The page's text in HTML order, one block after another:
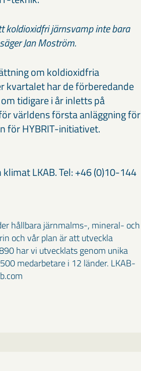
koldioxidfri järnsvamp inte bara
Jan Moström.
om koldioxidfria
kvartalet har de förberedande
tidigare i år inletts på
världens första anläggning för
för HYBRIT-initiativet.
LKAB. Tel: +46 (0)10-144
hållbara järnmalms-, mineral- och
och vår plan är att utveckla
har vi utvecklats genom unika
medarbetare i 12 länder. LKAB-